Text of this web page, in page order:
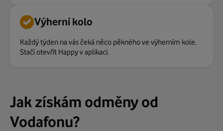
Výherní kolo
Každý týden na vás čeká něco pěkného ve výherním kole.
Stačí otevřít Happy v aplikaci.
Jak získám odměny od
Vodafonu?